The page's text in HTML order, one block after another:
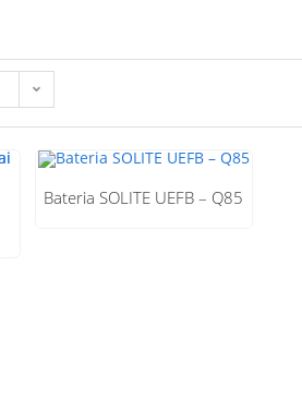
Bateria SOLITE UEFB – Q85